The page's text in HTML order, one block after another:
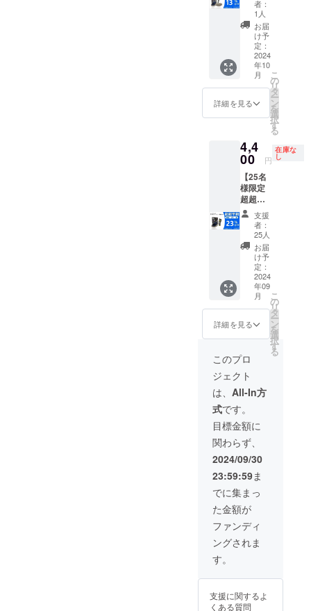
般販売
開始予
定です
品が発
生する
可能性
があり
ます。
ご了承
頂いた
けます
様お願
2024年
12月頃
からオ
ンライ
ン
ショッ
プなど
にて一
般販売
開始予
定です
が向上
した場
合、正
規販売
価格が
販売予
定価格
より下
能性も
ござい
品が発
生する
可能性
があり
ます。
ご了承
頂いた
上でご
支援頂
けます
様お願
い致し
ます。
2024年
ンライ
ン
プなど
にて一
般販売
開始予
定です
造工程
上の都
合等に
より出
荷時期
が遅れ
る場合
があり
ます。
皆様の
が向上
した場
合、正
規販売
価格が
販売予
定価格
より下
がる可
能性も
ござい
ます。
類似商
品が発
生する
があり
ます。
頂いた
上でご
支援頂
けます
い致し
ます。
2024年
12月頃
からオ
ンライ
ン
ショッ
プなど
にて一
般販売
開始予
定です
ト）
×2 ・ブ
ランド
パンフ
レット
※リター
ンはす
べて
税・送
ます。
※キリの
格で四
捨五入
してい
ます。
※ご注文
状況、
使用部
材の供
給状
況、製
造工程
上の都
合等に
より出
る場合
ます。
皆様の
より量
産効率
が向上
した場
合、正
価格が
販売予
より下
がる可
ござい
品が発
生する
可能性
F】 一
般販売
予定価
格：
6,600円
セット
内容 ・
高級
ムート
ンミッ
27.5×19
ｃｍ羊
毛3ｃ
ｍ）×2
・品質
証明書
（ムー
トン
ミッ
ト）
×2 ・ブ
ランド
パンフ
レット
※リター
ンはす
べて
の金額
ます。
※キリの
良い価
格で四
捨五入
してい
ます。
※ご注文
使用部
材の供
給状
況、製
造工程
上の都
合等に
が遅れ
る場合
があり
者：
1人
お届
け予
定：
2024
年10
月
詳細を見る
こ
の
リ
タ
ー
ン
を
選
択
す
る
4,4
00 円
在庫な
し
【25名
様限定
超超早
割
23％OF
F】 一
般販売
予定価
格：
5,720円
セット
内容 ・
高級
ムート
ンミッ
長
27.5×19
ｃｍ羊
毛3ｃ
ｍ）×1
・中性
シャン
プー
（ハ
ニー）
300ｍ
ｌ ×1
・品質
証明書
（ムー
トン
ミッ
ト）
パンフ
※リター
支援
者：
25人
お届
け予
定：
2024
年09
月
詳細を見る
こ
の
リ
タ
ー
ン
を
選
択
す
る
このプロ
ジェクト
は、 All-In方
式です。
目標金額に
関わらず、
2024/09/30
23:59:59ま
でに集まっ
た金額が
ファンディ
ングされま
す。
支援に関するよ
くある質問